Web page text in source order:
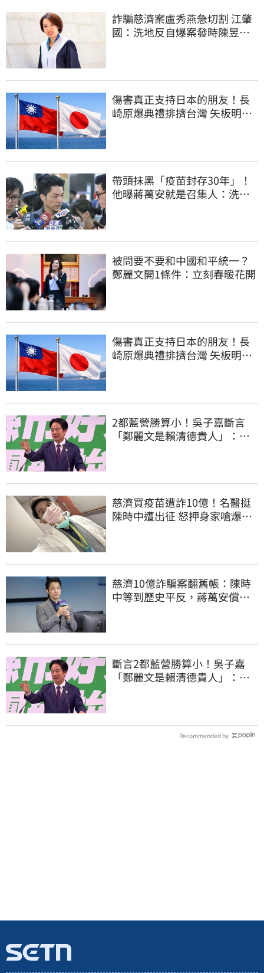
詐騙慈濟案盧秀燕急切割 江肇
國：洗地反自爆案發時陳昱瑄
傷害真正支持日本的朋友！長
崎原爆典禮排擠台灣 矢板明夫
帶頭抹黑「疫苗封存30年」！
他曝蔣萬安就是召集人：洗記
被問要不要和中國和平統一？
鄭麗文開1條件：立刻春暖花開
傷害真正支持日本的朋友！長
崎原爆典禮排擠台灣 矢板明夫
2都藍營勝算小！吳子嘉斷言
「鄭麗文是賴清德貴人」：保
慈濟買疫苗遭詐10億！名醫挺
陳時中遭出征 怒押身家嗆爆藍
慈濟10億詐騙案翻舊帳：陳時
中等到歷史平反，蔣萬安償還
斷言2都藍營勝算小！吳子嘉
「鄭麗文是賴清德貴人」：保
Recommended by